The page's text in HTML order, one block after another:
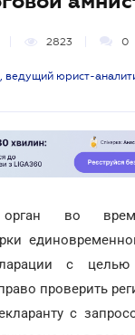
2823 0
ведущий юрист-
орган во
с целью
проверить
с